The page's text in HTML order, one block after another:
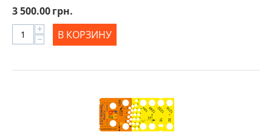
3 500.00грн.
+
− В КОРЗИНУ